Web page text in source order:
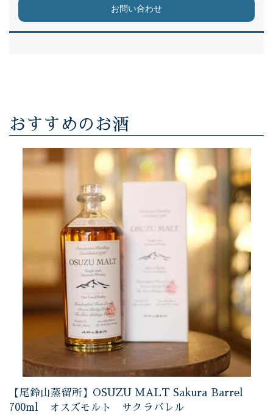
お問い合わせ
おすすめのお酒
【尾鈴山蒸留所】OSUZU MALT Sakura Barrel
700ml オスズモルト サクラバレル